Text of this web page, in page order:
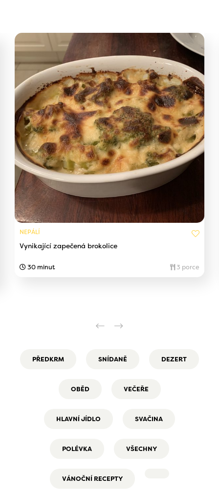
NEPÁLÍ
Vynikající zapečená brokolice
30 minut 3 porce
PŘEDKRM SNÍDANĚ DEZERT
OBĚD VEČEŘE
HLAVNÍ JÍDLO SVAČINA
POLÉVKA VŠECHNY
VÁNOČNÍ RECEPTY